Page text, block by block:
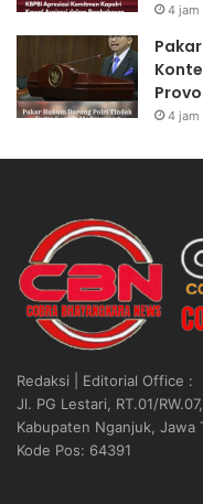
4 jam
4 jam
Redaksi | Editorial Office :
Jl. PG Lestari, RT.01/
Kabupaten Nganjuk, Jawa
Kode Pos: 64391